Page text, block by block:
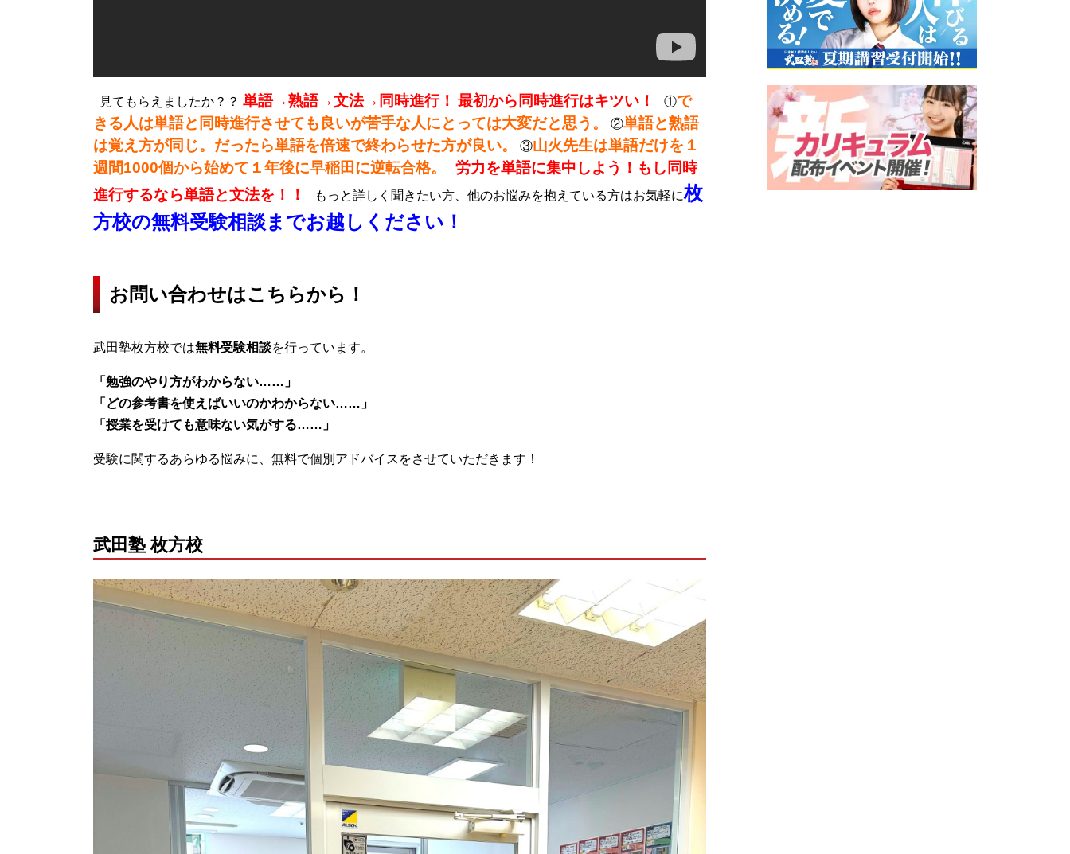
見てもらえましたか？？ 単語→熟語→文法→同時進行！ 最初から同時進行はキツい！ ①で
きる人は単語と同時進行させても良いが苦手な人にとっては大変だと思う。
②単語と熟語
は覚え方が同じ。だったら単語を倍速で終わらせた方が良い。
③山火先生は単語だけを１
週間1000個から始めて１年後に早稲田に逆転合格。
労力を単語に集中しよう！もし同時
進行するなら単語と文法を！！
もっと詳しく聞きたい方、他のお悩みを抱えている方はお気軽に枚
方校の無料受験相談までお越しください！
お問い合わせはこちらから！
武田塾枚方校では無料受験相談を行っています。
「勉強のやり方がわからない……」
「どの参考書を使えばいいのかわからない……」
「授業を受けても意味ない気がする……」
受験に関するあらゆる悩みに、無料で個別アドバイスをさせていただきます！
武田塾 枚方校